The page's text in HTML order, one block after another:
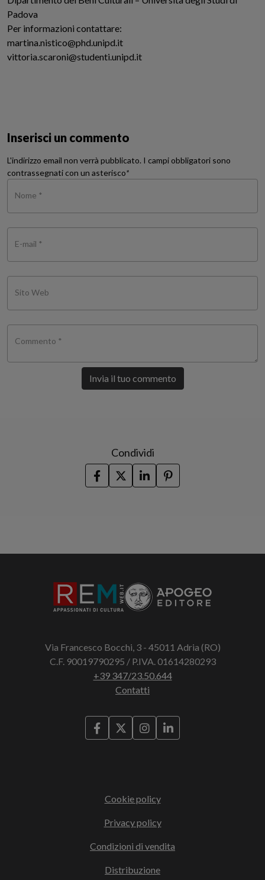
Padova
Per informazioni contattare:
martina.nistico@phd.unipd.it
vittoria.scaroni@studenti.unipd.it
Inserisci un commento
L'indirizzo email non verrà pubblicato. I campi obbligatori sono
contrassegnati con un asterisco*
Nome *
E-mail *
Sito Web
Commento *
Invia il tuo commento
Condividi
Via Francesco Bocchi, 3 - 45011 Adria (RO)
C.F. 90019790295 / P.IVA. 01614280293
+39 347/23.50.644
Contatti
Cookie policy
Privacy policy
Condizioni di vendita
Distribuzione